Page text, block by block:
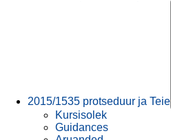
2015/1535 protseduur ja Teie
Kursisolek
Guidances